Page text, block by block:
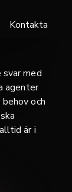
Kontakta
svar med
agenter
och
är i